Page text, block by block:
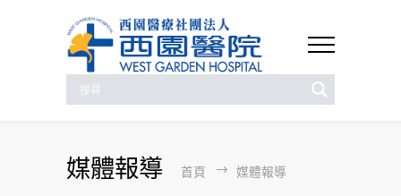
媒體報導 首頁 媒體報導